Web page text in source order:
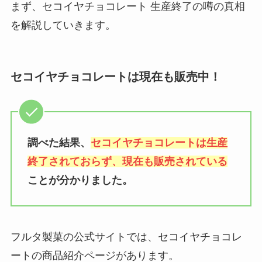
まず、セコイヤチョコレート 生産終了の噂の真相
を解説していきます。
セコイヤチョコレートは現在も販売中！
調べた結果、 セコイヤチョコレートは生産
終了されておらず、現在も販売されている
ことが分かりました。
フルタ製菓の公式サイトでは、セコイヤチョコレ
ートの商品紹介ページがあります。